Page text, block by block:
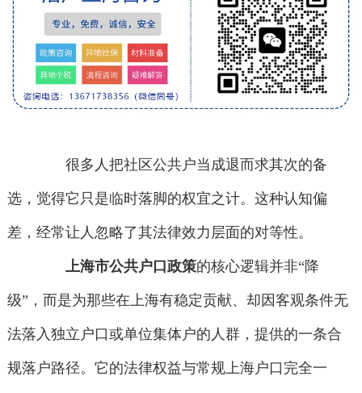
很多人把社区公共户当成退而求其次的备
选，觉得它只是临时落脚的权宜之计。这种认知偏
差，经常让人忽略了其法律效力层面的对等性。
上海市公共户口政策的核心逻辑并非“降
级”，而是为那些在上海有稳定贡献、却因客观条件无
法落入独立户口或单位集体户的人群，提供的一条合
规落户路径。它的法律权益与常规上海户口完全一